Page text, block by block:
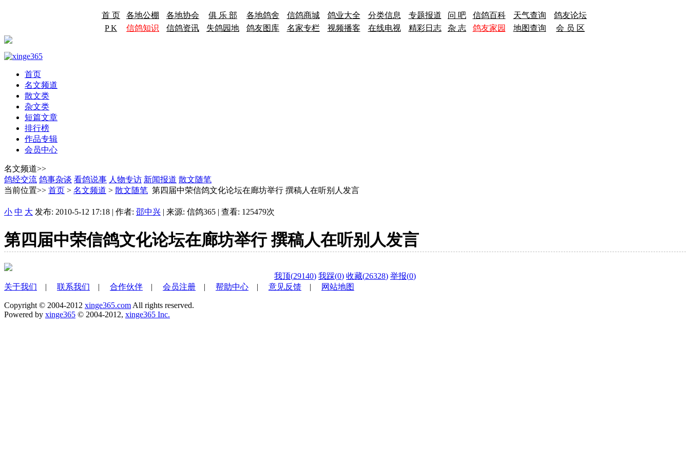
首 页 各地公棚 各地协会 俱 乐 部 各地鸽舍 信鸽商城 鸽业大全 分类信息 专题报道 问 吧 信鸽百科 天气查询
鸽友论坛
P K
信鸽知识 信鸽资讯 失鸽园地 鸽友图库 名家专栏 视频播客 在线电视 精彩日志 杂 志 鸽友家园 地图查询 会 员 区
首页
名文频道
散文类
杂文类
短篇文章
排行榜
作品专辑
会员中心
名文频道>>
鸽经交流 鸽事杂谈 看鸽说事 人物专访 新闻报道 散文随笔
当前位置>> 首页 > 名文频道 > 散文随笔 第四届中荣信鸽文化论坛在廊坊举行 撰稿人在听别人发言
小 中 大 发布: 2010-5-12 17:18 | 作者: 邵中兴 | 来源: 信鸽365 | 查看: 125479次
第四届中荣信鸽文化论坛在廊坊举行 撰稿人在听别人发言
我顶(29140) 我踩(0) 收藏(26328) 举报(0)
关于我们 | 联系我们 | 合作伙伴 | 会员注册 | 帮助中心 | 意见反馈 | 网站地图
Copyright © 2004-2012 xinge365.com All rights reserved.
Powered by xinge365 © 2004-2012, xinge365 Inc.